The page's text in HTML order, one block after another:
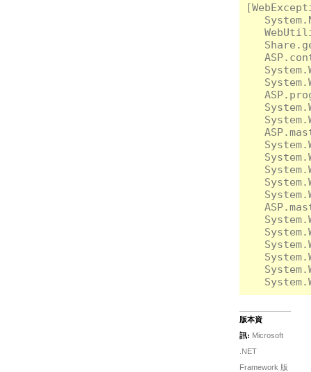
版本資
訊: Microsoft
.NET
Framework 版